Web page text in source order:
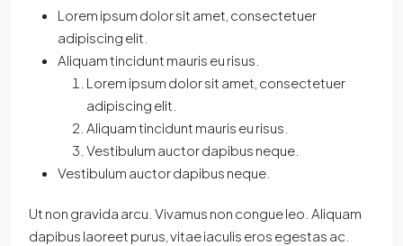
Lorem ipsum dolor sit amet, consectetuer
adipiscing elit.
Aliquam tincidunt mauris eu risus.
Lorem ipsum dolor sit amet, consectetuer
adipiscing elit.
Aliquam tincidunt mauris eu risus.
Vestibulum auctor dapibus neque.
Vestibulum auctor dapibus neque.
Ut non gravida arcu. Vivamus non congue leo. Aliquam
dapibus laoreet purus, vitae iaculis eros egestas ac.